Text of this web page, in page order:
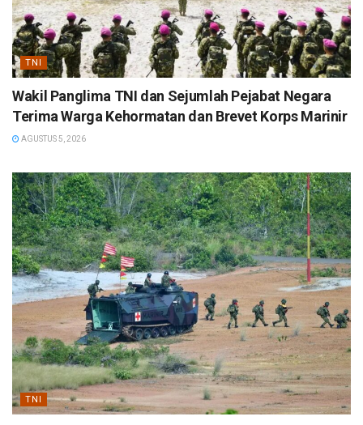
TNI
Wakil Panglima TNI dan Sejumlah Pejabat Negara
Terima Warga Kehormatan dan Brevet Korps Marinir
AGUSTUS 5, 2026
TNI